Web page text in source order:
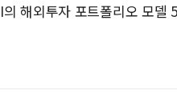
의 해외투자 포트폴리오 모